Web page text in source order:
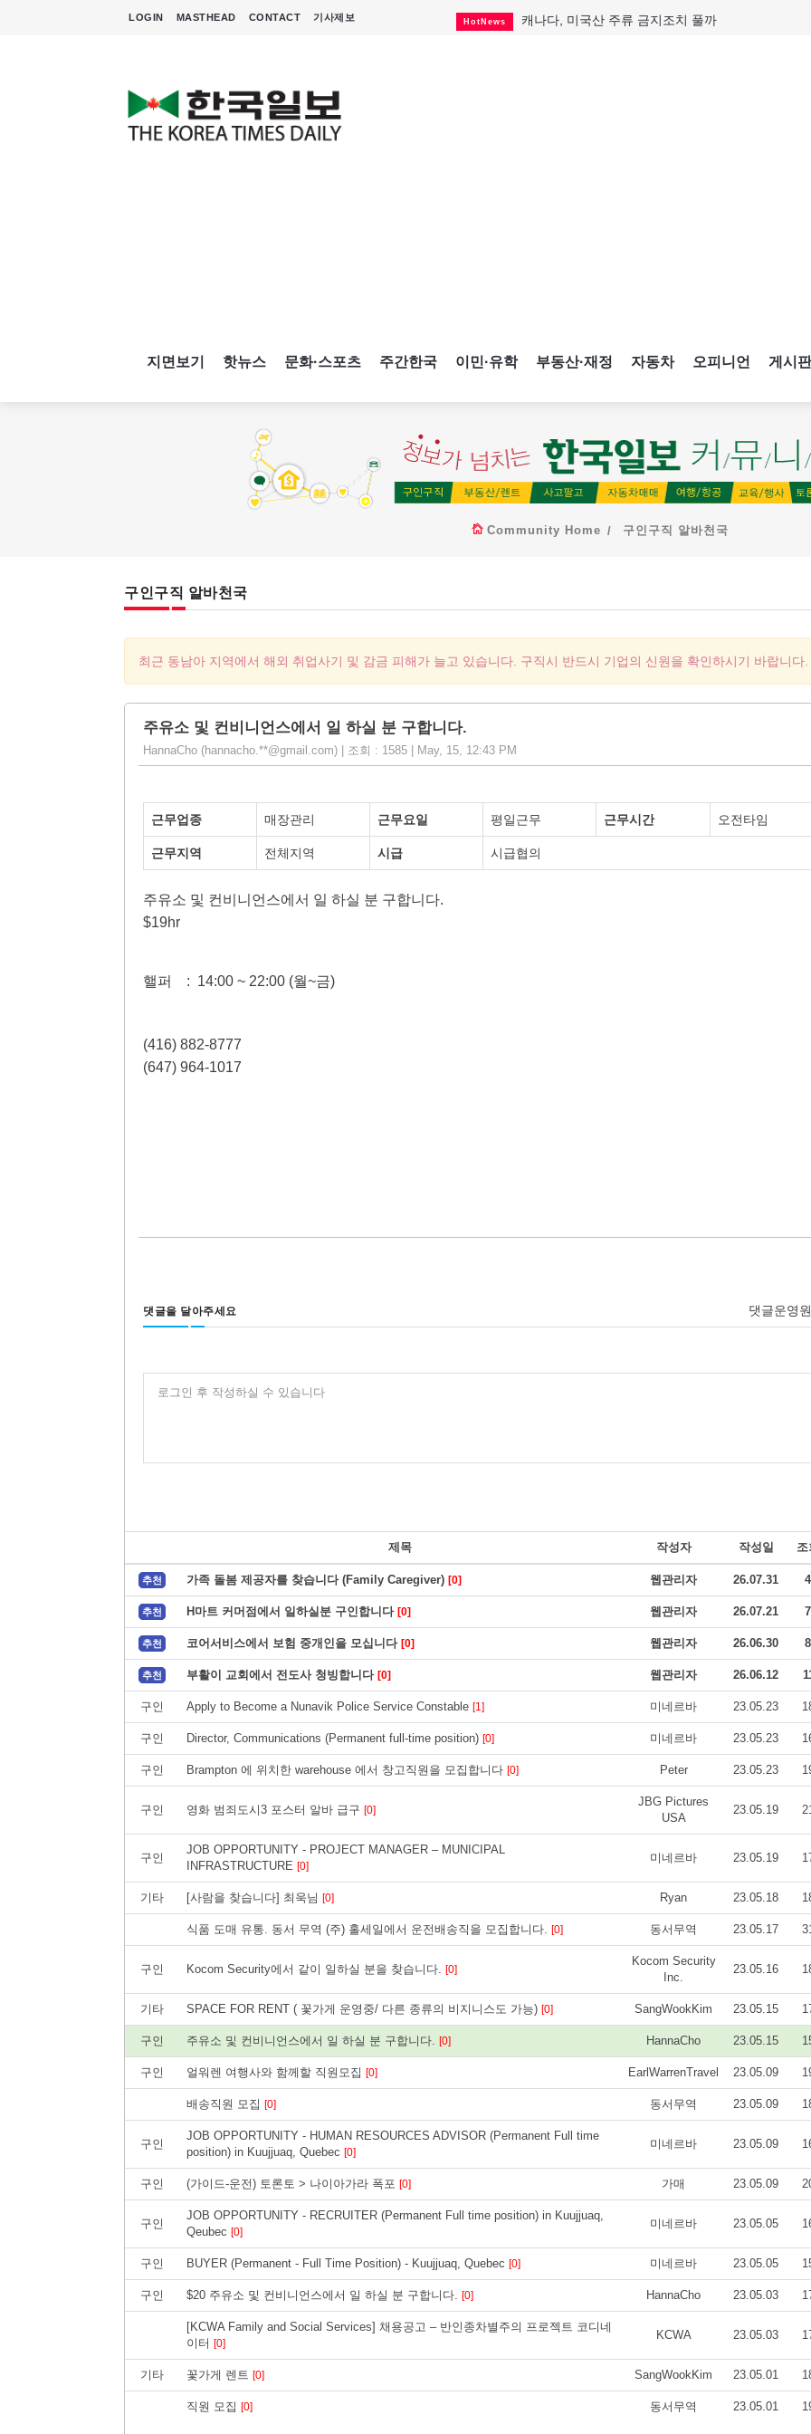
LOGIN MASTHEAD CONTACT 기사제보 HotNews 캐나다, 미국산 주류 금지조치 풀까
지면보기 핫뉴스 문화·스포츠 주간한국 이민·유학 부동산·재정 자동차 오피니언 게시판
Community Home 구인구직 알바천국
구인구직 알바천국
최근 동남아 지역에서 해외 취업사기 및 감금 피해가 늘고 있습니다. 구직시 반드시 기업의 신원을 확인하시기 바랍니다.
주유소 및 컨비니언스에서 일 하실 분 구합니다.
HannaCho (hannacho.**@gmail.com) | 조회 : 1585 | May, 15, 12:43 PM
근무업종 매장관리 근무요일 평일근무 근무시간 오전타임
근무지역 전체지역 시급 시급협의
주유소 및 컨비니언스에서 일 하실 분 구합니다.
$19hr
핼퍼 : 14:00 ~ 22:00 (월~금)
(416) 882-8777
(647) 964-1017
댓글을 달아주세요 댓글운영
로그인 후 작성하실 수 있습니다
제목 작성자 작성일 조
추천 가족 돌봄 제공자를 찾습니다 (Family Caregiver) [0] 웹관리자 26.07.31
추천 H마트 커머점에서 일하실분 구인합니다 [0] 웹관리자 26.07.21
추천 코어서비스에서 보험 중개인을 모십니다 [0] 웹관리자 26.06.30
추천 부활이 교회에서 전도사 청빙합니다 [0] 웹관리자 26.06.12
구인 Apply to Become a Nunavik Police Service Constable [1] 미네르바 23.05.23
구인 Director, Communications (Permanent full-time position) [0] 미네르바 23.05.23
구인 Brampton 에 위치한 warehouse 에서 창고직원을 모집합니다 [0] Peter 23.05.23
구인 영화 범죄도시3 포스터 알바 급구 [0]
JBG Pictures
USA
23.05.19
구인
JOB OPPORTUNITY - PROJECT MANAGER – MUNICIPAL
INFRASTRUCTURE [0]
미네르바 23.05.19
기타 [사람을 찾습니다] 최욱님 [0] Ryan 23.05.18
식품 도매 유통. 동서 무역 (주) 홀세일에서 운전배송직을 모집합니다. [0] 동서무역 23.05.17
구인 Kocom Security에서 같이 일하실 분을 찾습니다. [0]
Kocom Security
Inc.
23.05.16
기타 SPACE FOR RENT ( 꽃가게 운영중/ 다른 종류의 비지니스도 가능) [0] SangWookKim 23.05.15
구인 주유소 및 컨비니언스에서 일 하실 분 구합니다. [0] HannaCho 23.05.15
구인 얼워렌 여행사와 함께할 직원모집 [0] EarlWarrenTravel 23.05.09
배송직원 모집 [0] 동서무역 23.05.09
구인
JOB OPPORTUNITY - HUMAN RESOURCES ADVISOR (Permanent Full time
position) in Kuujjuaq, Quebec [0]
미네르바 23.05.09
구인 (가이드-운전) 토론토 > 나이아가라 폭포 [0] 가매 23.05.09
구인
JOB OPPORTUNITY - RECRUITER (Permanent Full time position) in Kuujjuaq,
Qeubec [0]
미네르바 23.05.05
구인 BUYER (Permanent - Full Time Position) - Kuujjuaq, Quebec [0] 미네르바 23.05.05
구인 $20 주유소 및 컨비니언스에서 일 하실 분 구합니다. [0] HannaCho 23.05.03
[KCWA Family and Social Services] 채용공고 – 반인종차별주의 프로젝트 코디네
이터 [0]
KCWA 23.05.03
기타 꽃가게 렌트 [0] SangWookKim 23.05.01
직원 모집 [0] 동서무역 23.05.01